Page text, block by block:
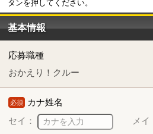
タンを押してください。
基本情報
応募職種
おかえり！クルー
必須 カナ姓名
セイ：
メイ